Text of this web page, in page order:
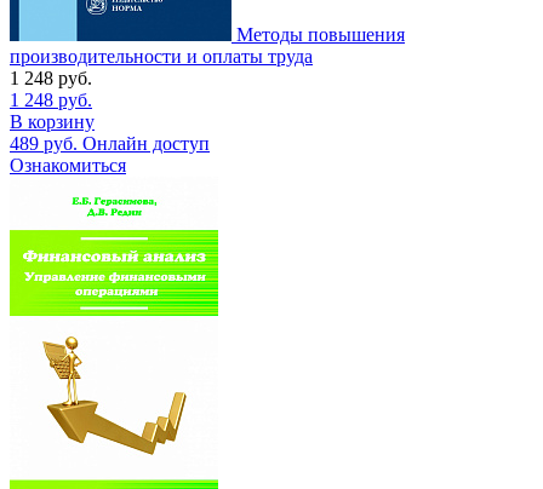
Методы повышения
производительности и оплаты труда
1 248 руб.
1 248 руб.
В корзину
489 руб. Онлайн доступ
Ознакомиться